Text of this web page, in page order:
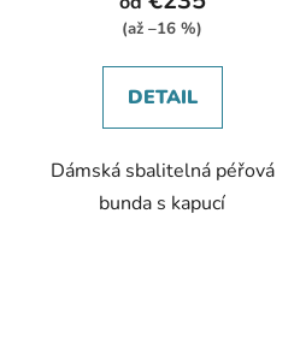
(až –16 %)
DETAIL
Dámská sbalitelná péřová
bunda s kapucí